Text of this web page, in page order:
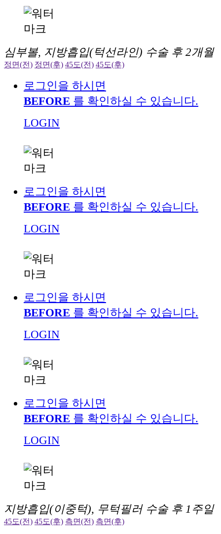
심부볼, 지방흡입(턱선라인) 수술 후 2개월
정면(전) 정면(후) 45도(전) 45도(후)
로그인을 하시면
BEFORE 를 확인하실 수 있습니다.
LOGIN
로그인을 하시면
BEFORE 를 확인하실 수 있습니다.
LOGIN
로그인을 하시면
BEFORE 를 확인하실 수 있습니다.
LOGIN
로그인을 하시면
BEFORE 를 확인하실 수 있습니다.
LOGIN
지방흡입(이중턱), 무턱필러 수술 후 1주일
45도(전) 45도(후) 측면(전) 측면(후)